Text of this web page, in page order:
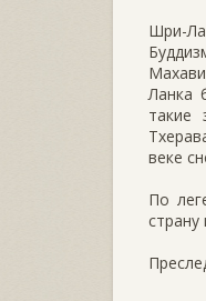
Шри-
Ланка
такие
веке
По
страну